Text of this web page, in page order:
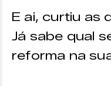
E ai, curtiu as
Já sabe qual
reforma na